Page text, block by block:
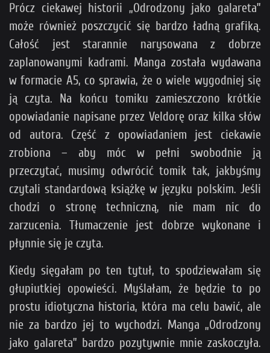
Prócz ciekawej historii „Odrodzony jako galareta”
może również poszczycić się bardzo ładną grafiką.
Całość jest starannie narysowana z dobrze
zaplanowanymi kadrami. Manga została wydawana
w formacie A5, co sprawia, że o wiele wygodniej się
ją czyta. Na końcu tomiku zamieszczono krótkie
opowiadanie napisane przez Veldorę oraz kilka słów
od autora. Część z opowiadaniem jest ciekawie
zrobiona – aby móc w pełni swobodnie ją
przeczytać, musimy odwrócić tomik tak, jakbyśmy
czytali standardową książkę w języku polskim. Jeśli
chodzi o stronę techniczną, nie mam nic do
zarzucenia. Tłumaczenie jest dobrze wykonane i
płynnie się je czyta.
Kiedy sięgałam po ten tytuł, to spodziewałam się
głupiutkiej opowieści. Myślałam, że będzie to po
prostu idiotyczna historia, która ma celu bawić, ale
nie za bardzo jej to wychodzi. Manga „Odrodzony
jako galareta” bardzo pozytywnie mnie zaskoczyła.